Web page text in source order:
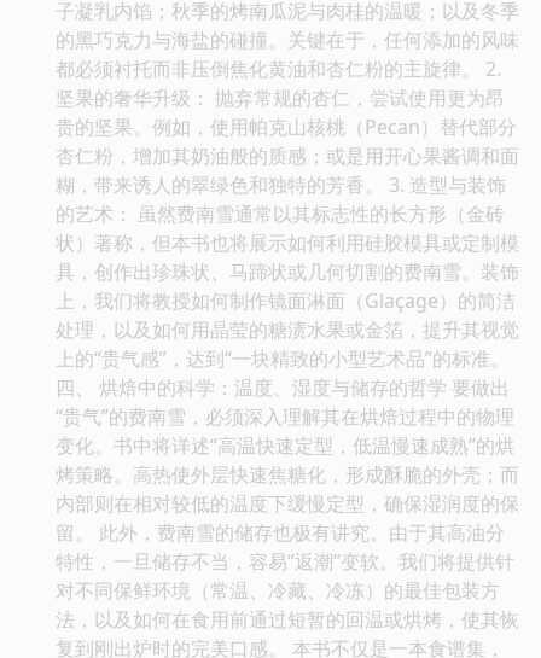
子凝乳内馅；秋季的烤南瓜泥与肉桂的温暖；以及冬季
的黑巧克力与海盐的碰撞。关键在于，任何添加的风味
都必须衬托而非压倒焦化黄油和杏仁粉的主旋律。 2.
坚果的奢华升级： 抛弃常规的杏仁，尝试使用更为昂
贵的坚果。例如，使用帕克山核桃（Pecan）替代部分
杏仁粉，增加其奶油般的质感；或是用开心果酱调和面
糊，带来诱人的翠绿色和独特的芳香。 3. 造型与装饰
的艺术： 虽然费南雪通常以其标志性的长方形（金砖
状）著称，但本书也将展示如何利用硅胶模具或定制模
具，创作出珍珠状、马蹄状或几何切割的费南雪。装饰
上，我们将教授如何制作镜面淋面（Glaçage）的简洁
处理，以及如何用晶莹的糖渍水果或金箔，提升其视觉
上的“贵气感”，达到“一块精致的小型艺术品”的标准。
四、 烘焙中的科学：温度、湿度与储存的哲学 要做出
“贵气”的费南雪，必须深入理解其在烘焙过程中的物理
变化。书中将详述“高温快速定型，低温慢速成熟”的烘
烤策略。高热使外层快速焦糖化，形成酥脆的外壳；而
内部则在相对较低的温度下缓慢定型，确保湿润度的保
留。 此外，费南雪的储存也极有讲究。由于其高油分
特性，一旦储存不当，容易“返潮”变软。我们将提供针
对不同保鲜环境（常温、冷藏、冷冻）的最佳包装方
法，以及如何在食用前通过短暂的回温或烘烤，使其恢
复到刚出炉时的完美口感。 本书不仅是一本食谱集，